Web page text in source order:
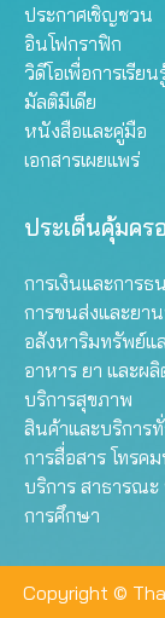
ประกาศเชิญชวน
อินโฟกราฟิก
วิดีโอเพื่อการเรียน
มัลติมีเดีย
หนังสือและคู่มือ
เอกสารเผยแพร่
ประเด็นคุ้มคร
การเงินและการธ
การขนส่งและยา
อสังหาริมทรัพย์แ
อาหาร ยา และผ
บริการสุขภาพ
สินค้าและบริการทั่
การสื่อสาร โทรค
บริการ สาธารณะ
การศึกษา
Copyright ©